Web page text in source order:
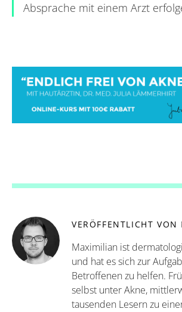
Absprache mit einem Arzt
VERÖFFENTLICHT VON
Maximilian ist
und hat es sich zur
Betroffenen zu helfen.
selbst unter Akne,
tausenden Lesern zu